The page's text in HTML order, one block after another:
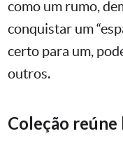
como um rumo,
conquistar um
certo para um,
outros.
Coleção reúne